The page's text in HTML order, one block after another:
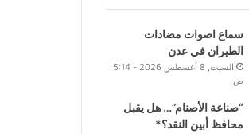
سماع اصوات مضادات
الطيران في عدن
السبت, 8 أغسطس 2026 - 5:14
ص
“صناعة الأصنام”… هل يقبل
محافظ أبين النقد؟*